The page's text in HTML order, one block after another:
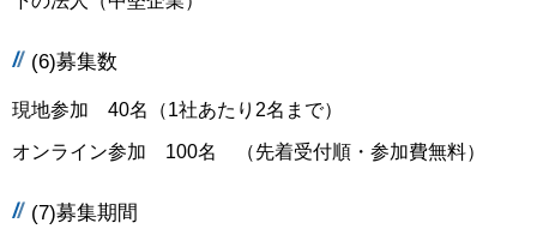
(6)募集数
現地参加 40名（1社あたり2名まで）
オンライン参加 100名 （先着受付順・参加費無料）
(7)募集期間